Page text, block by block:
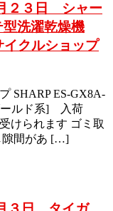
２３日 シャー
洗濯乾燥機
クルショップ
SHARP ES-GX8A-
ールド系] 入荷
けられます ゴミ取
隙間があ […]